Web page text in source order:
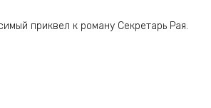
приквел к роману Секретарь Рая.